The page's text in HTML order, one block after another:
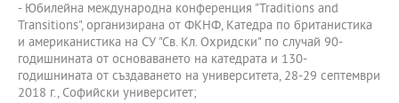
- Юбилейна международна конференция "Traditions and
Transitions", организирана от ФКНФ, Катедра по британистика
и американистика на СУ "Св. Кл. Охридски" по случай 90-
годишнината от основаването на катедрата и 130-
годишнината от създаването на университета, 28-29 септември
2018 г., Софийски университет;